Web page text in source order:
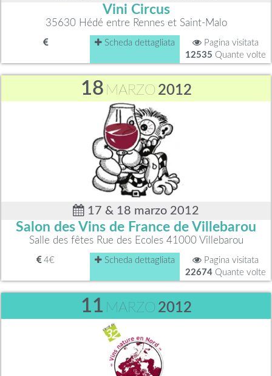
Vini Circus
35630 Hédé entre Rennes et Saint-Malo
Scheda dettagliata
Pagina visitata
12535 Quante volte
18 MARZO 2012
17 & 18 marzo 2012
Salon des Vins de France de Villebarou
Salle des fêtes Rue des Ecoles 41000 Villebarou
4€ Scheda dettagliata
Pagina visitata
22674Quante volte
11 MARZO 2012